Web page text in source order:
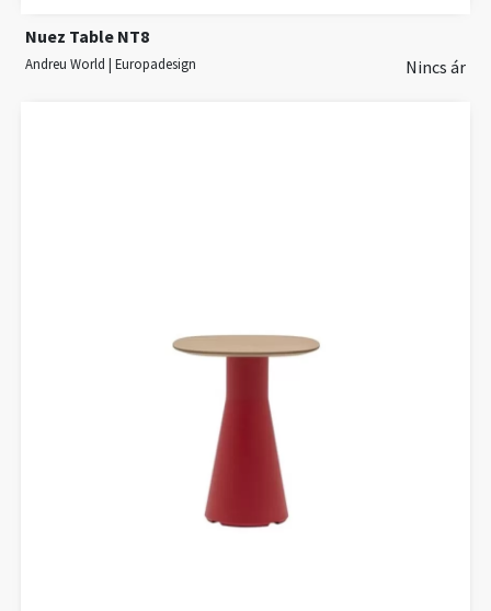
Nuez Table NT8
Andreu World | Europadesign Nincs ár